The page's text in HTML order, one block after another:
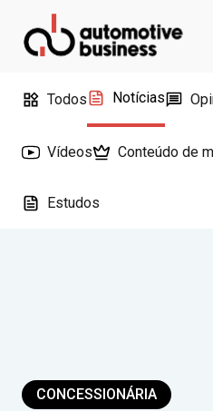
Todos Notícias
Vídeos Conteúdo de
Estudos
CONCESSIONÁRIA